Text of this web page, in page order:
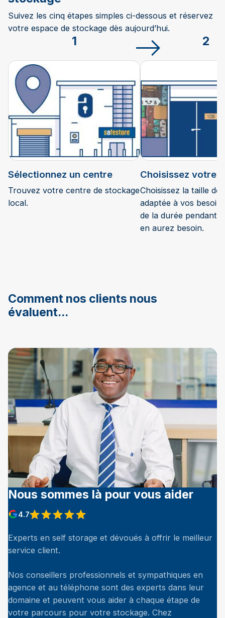
Suivez les cinq étapes simples ci-dessous et réservez
votre espace de stockage dès aujourd’hui.
1
Sélectionnez un centre
Trouvez votre centre de stockage
local.
2
Choisissez votre
Choisissez la taille de
adaptée à vos
de la durée pendant
en aurez besoin.
Comment nos clients nous
évaluent...
Nous sommes là pour vous aider
4.7
Experts en self storage et dévoués à offrir le meilleur
service client.
Nos conseillers professionnels et sympathiques en
agence et au téléphone sont des experts dans leur
domaine et peuvent vous aider à chaque étape de
votre parcours pour votre stockage. Chez